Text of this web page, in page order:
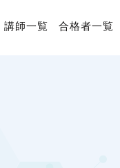
講師一覧 合格者一覧